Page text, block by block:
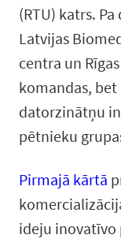
(RTU) katrs.
Latvijas
centra un
komandas,
datorzinātņu
pētnieku
Pirmajā kārtā
ideju inovatīvo